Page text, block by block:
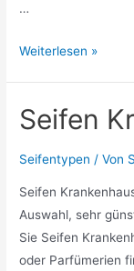
…
Seifen
Weiterlesen »
Seifen
Seifentypen / Von
Seifen
Auswahl, sehr
Sie Seifen
oder Parfümerien